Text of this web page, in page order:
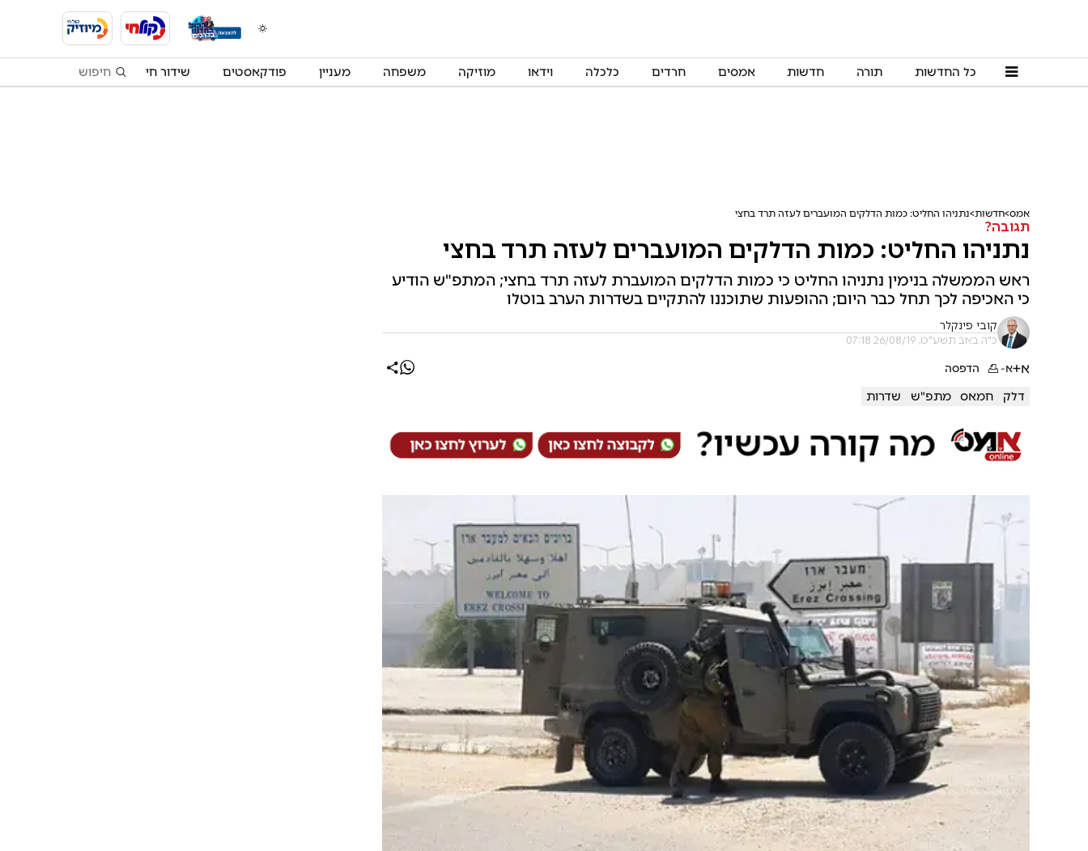
כל החדשות תורה חדשות אמסים חרדים כלכלה וידאו מוזיקה משפחה מעניין פודקאסטים שידור חי
אמס חדשות נתניהו החליט: כמות הדלקים המועברים לעזה תרד בחצי
תגובה?
נתניהו החליט: כמות הדלקים המועברים לעזה תרד בחצי
ראש הממשלה בנימין נתניהו החליט כי כמות הדלקים המועברת לעזה תרד בחצי; המתפ"ש הודיע
כי האכיפה לכך תחל כבר היום; ההופעות שתוכננו להתקיים בשדרות הערב בוטלו
קובי פינקלר
כ"ה באב תשע"ט, 26/08/19 07:18
א+א- הדפסה
דלק חמאס מתפ"ש שדרות